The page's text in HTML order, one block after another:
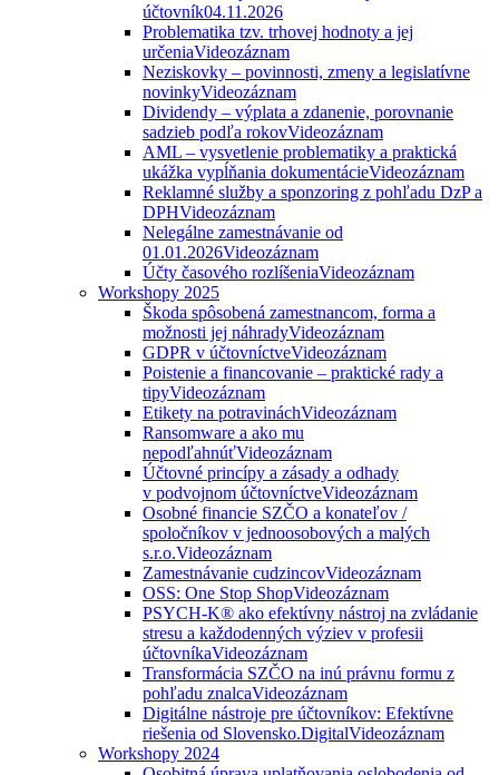
účtovník04.11.2026
Problematika tzv. trhovej hodnoty a jej
určeniaVideozáznam
Neziskovky – povinnosti, zmeny a legislatívne
novinkyVideozáznam
Dividendy – výplata a zdanenie, porovnanie
sadzieb podľa rokovVideozáznam
AML – vysvetlenie problematiky a praktická
ukážka vypĺňania dokumentácieVideozáznam
Reklamné služby a sponzoring z pohľadu DzP a
DPHVideozáznam
Nelegálne zamestnávanie od
01.01.2026Videozáznam
Účty časového rozlíšeniaVideozáznam
Workshopy 2025
Škoda spôsobená zamestnancom, forma a
možnosti jej náhradyVideozáznam
GDPR v účtovníctveVideozáznam
Poistenie a financovanie – praktické rady a
tipyVideozáznam
Etikety na potravináchVideozáznam
Ransomware a ako mu
nepodľahnúťVideozáznam
Účtovné princípy a zásady a odhady
v podvojnom účtovníctveVideozáznam
Osobné financie SZČO a konateľov /
spoločníkov v jednoosobových a malých
s.r.o.Videozáznam
Zamestnávanie cudzincovVideozáznam
OSS: One Stop ShopVideozáznam
PSYCH-K® ako efektívny nástroj na zvládanie
stresu a každodenných výziev v profesii
účtovníkaVideozáznam
Transformácia SZČO na inú právnu formu z
pohľadu znalcaVideozáznam
Digitálne nástroje pre účtovníkov: Efektívne
riešenia od Slovensko.DigitalVideozáznam
Workshopy 2024